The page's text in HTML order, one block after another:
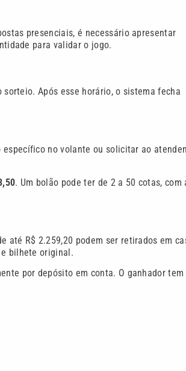
presenciais, é necessário apresentar
para validar o jogo.
Após esse horário, o sistema fecha
específico no volante ou solicitar ao
. Um bolão pode ter de 2 a 50 cotas, com
até R$ 2.259,20 podem ser retirados em
bilhete original.
por depósito em conta. O ganhador tem